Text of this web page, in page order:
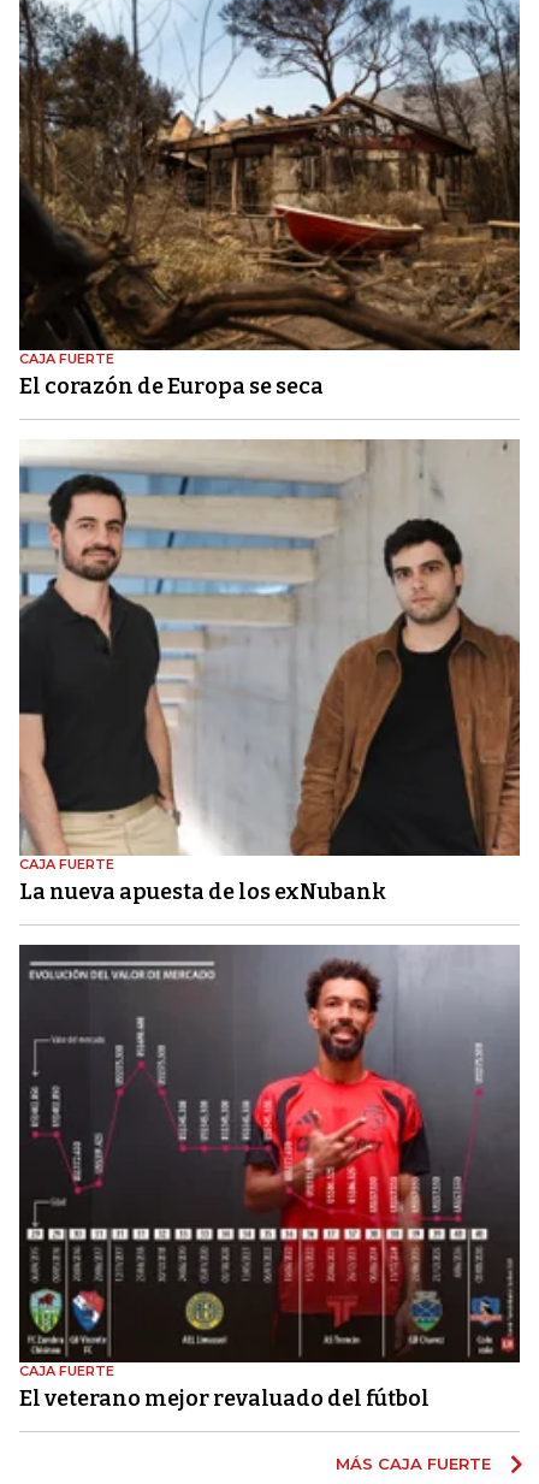
CAJA FUERTE
El corazón de Europa se seca
CAJA FUERTE
La nueva apuesta de los exNubank
CAJA FUERTE
El veterano mejor revaluado del fútbol
MÁS CAJA FUERTE